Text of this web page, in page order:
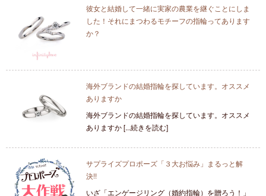
彼女と結婚して一緒に実家の農業を継ぐことにしま
した！それにまつわるモチーフの指輪ってあります
か？
海外ブランドの結婚指輪を探しています。オススメ
ありますか
海外ブランドの結婚指輪を探しています。オススメ
ありますか [...続きを読む]
サプライズプロポーズ「３大お悩み」まるっと解
決!!
いざ「エンゲージリング（婚約指輪）を贈ろう！」